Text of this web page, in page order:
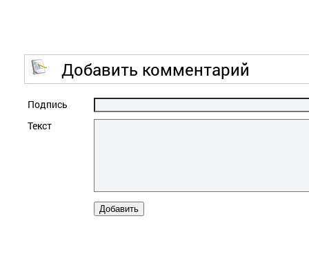
Добавить комментарий
Подпись
Текст